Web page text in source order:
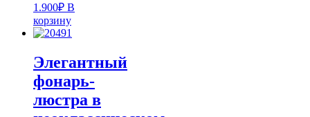
1.900₽ В
корзину
Элегантный
фонарь-
люстра в